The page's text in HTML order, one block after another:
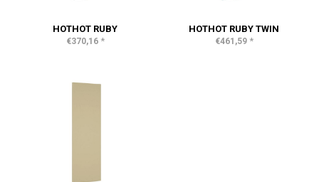
HOTHOT RUBY
€370,16 *
HOTHOT RUBY TWIN
€461,59 *